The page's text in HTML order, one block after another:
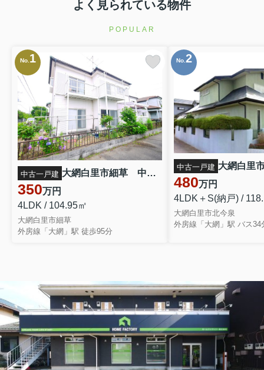
よく見られている物件
POPULAR
No. 1
中古一戸建 大網白里市細草 中古戸建
350万円
4LDK / 104.95㎡
大網白里市細草
外房線「大網」駅 徒歩95分
No. 2
中古一戸建
480万円
4LDK＋S(納戸) /
大網白里市北今泉